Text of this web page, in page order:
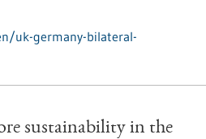
uk-germany-bilateral-
sustainability in the